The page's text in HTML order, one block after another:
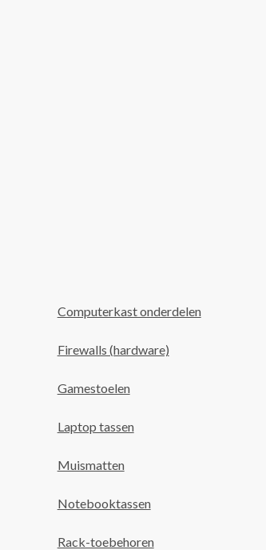
Computerkast onderdelen
Firewalls (hardware)
Gamestoelen
Laptop tassen
Muismatten
Notebooktassen
Rack-toebehoren